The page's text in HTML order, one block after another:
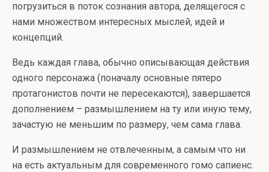
погрузиться в поток сознания автора, делящегося с
нами множеством интересных мыслей, идей и
концепций.
Ведь каждая глава, обычно описывающая действия
одного персонажа (поначалу основные пятеро
протагонистов почти не пересекаются), завершается
дополнением – размышлением на ту или иную тему,
зачастую не меньшим по размеру, чем сама глава.
И размышлением не отвлеченным, а самым что ни
на есть актуальным для современного гомо сапиенс.